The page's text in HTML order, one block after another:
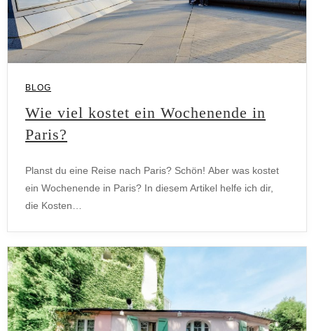
BLOG
Wie viel kostet ein Wochenende in
Paris?
Planst du eine Reise nach Paris? Schön! Aber was kostet
ein Wochenende in Paris? In diesem Artikel helfe ich dir,
die Kosten…